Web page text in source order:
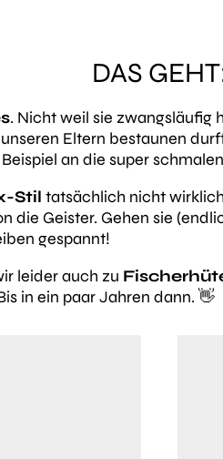
DAS
. Nicht weil sie zwangsläufig
Eltern bestaunen
an die super
Stil tatsächlich nicht
die Geister. Gehen sie
gespannt!
leider auch zu
in ein paar Jahren dann. 👋